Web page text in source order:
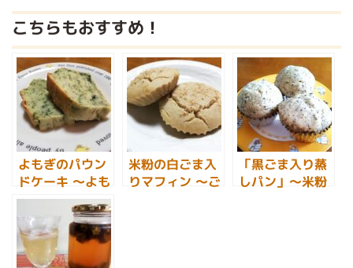
こちらもおすすめ！
よもぎのパウン
ドケーキ ～よも
ぎのミネラルた
っぷりでおいし
いレシピ♪～
米粉の白ごま入
りマフィン ～ご
「黒ごま入り蒸
しパン」～米粉